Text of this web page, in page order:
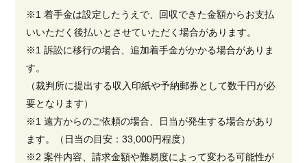
※1 着手金は設定したうえで、回収できた金額からお支払
いいただく後払いとさせていただく場合があります。
※1 訴訟に移行の場合、追加着手金がかかる場合がありま
す。
（裁判所に提出する収入印紙や予納郵券として数千円が必
要となります）
※1 遠方からのご依頼の場合、日当が発生する場合があり
ます。（日当の目安：33,000円程度）
※2 案件内容、請求金額や難易度によって変わる可能性が